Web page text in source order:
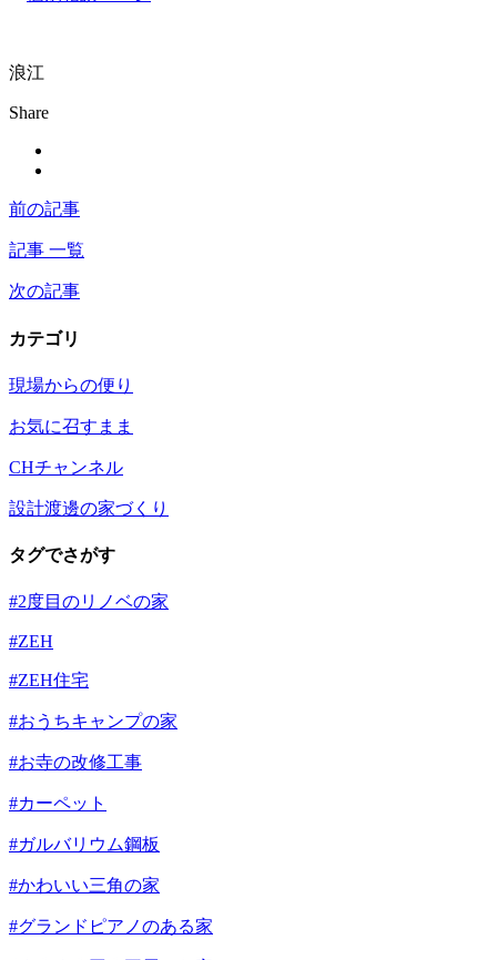
浪江
Share
前の記事
記事 一覧
次の記事
カテゴリ
現場からの便り
お気に召すまま
CHチャンネル
設計渡邊の家づくり
タグでさがす
#2度目のリノベの家
#ZEH
#ZEH住宅
#おうちキャンプの家
#お寺の改修工事
#カーペット
#ガルバリウム鋼板
#かわいい三角の家
#グランドピアノのある家